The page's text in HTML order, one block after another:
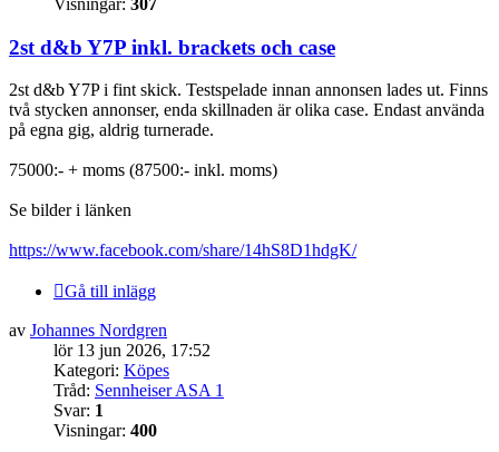
Visningar: 307
2st d&b Y7P inkl. brackets och case
2st d&b Y7P i fint skick. Testspelade innan annonsen lades ut. Finns
två stycken annonser, enda skillnaden är olika case. Endast använda
på egna gig, aldrig turnerade.
75000:- + moms (87500:- inkl. moms)
Se bilder i länken
https://www.facebook.com/share/14hS8D1hdgK/
Gå till inlägg
av Johannes Nordgren
lör 13 jun 2026, 17:52
Kategori: Köpes
Tråd: Sennheiser ASA 1
Svar: 1
Visningar: 400